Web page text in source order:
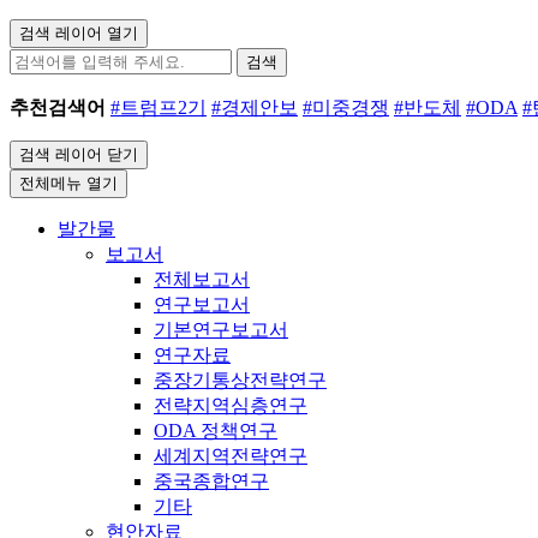
검색 레이어 열기
검색
추천검색어 #트럼프2기 #경제안보 #미중경쟁 #반도체 #ODA #
검색 레이어 닫기
전체메뉴 열기
발간물
보고서
전체보고서
연구보고서
기본연구보고서
연구자료
중장기통상전략연구
전략지역심층연구
ODA 정책연구
세계지역전략연구
중국종합연구
기타
현안자료